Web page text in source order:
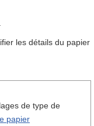
les détails du papier
de type de
papier